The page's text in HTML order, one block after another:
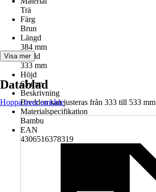
Trä
Färg
Brun
Längd
384 mm
Bredd
333 mm
Höjd
65 mm
Beskrivning
Bredden kan justeras från 333 till 533 mm
Materialspecifikation
Bambu
EAN
4306516378319
Visa mer
Datablad
Hoppa över område